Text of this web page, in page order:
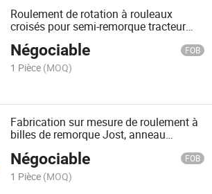
Roulement de rotation à rouleaux
croisés pour semi-remorque tracteur
16L/650
Négociable FOB
1 Pièce (MOQ)
Fabrication sur mesure de roulement à
billes de remorque Jost, anneau
16L/750
Négociable FOB
1 Pièce (MOQ)